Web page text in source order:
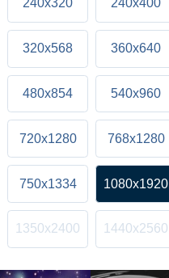
240x320 240x400
320x568 360x640
480x854 540x960
720x1280 768x1280
750x1334 1080x1920
1350x2400 1440x2560